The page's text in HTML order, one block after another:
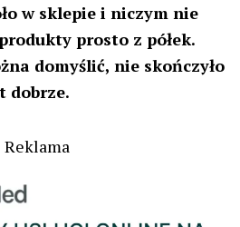
w sklepie i niczym nie
prosto z półek.
domyślić, nie skończyło
dobrze.
Reklama